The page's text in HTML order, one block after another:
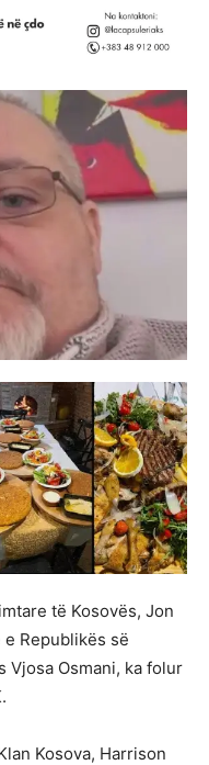
të Kosovës, Jon
Republikës së
Vjosa Osmani, ka folur
Kosova, Harrison